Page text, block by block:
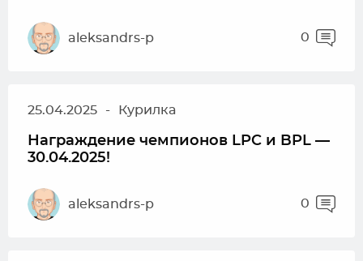
aleksandrs-p 0
25.04.2025 - Курилка
Награждение чемпионов LPC и BPL —
30.04.2025!
aleksandrs-p 0